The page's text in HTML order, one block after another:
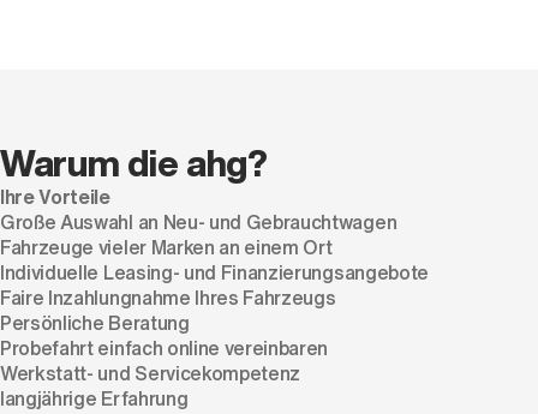
Warum die ahg?
Ihre Vorteile
Große Auswahl an Neu- und Gebrauchtwagen
Fahrzeuge vieler Marken an einem Ort
Individuelle Leasing- und Finanzierungsangebote
Faire Inzahlungnahme Ihres Fahrzeugs
Persönliche Beratung
Probefahrt einfach online vereinbaren
Werkstatt- und Servicekompetenz
langjährige Erfahrung